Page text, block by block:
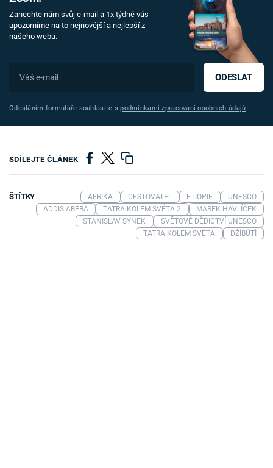
Zanechte nám svůj e-mail a 1x týdně vás
upozorníme na to nejnovější a nejlepší z
našeho webu.
ODESLAT
Odesláním formuláře souhlasíte spodmínkami zpracování osobních údajů
SDÍLEJTE ČLÁNEK
ŠTÍTKY AFRIKA CESTOVATEL ETIOPIE
UNESCO
ADDIS ABEBA
TATRA KOLEM SVĚTA 2
MAREK HAVLÍČEK
STANISLAV SYNEK
SVĚTOVÉ DĚDICTVÍ UNESCO
TATRA KOLEM SVĚTA
DŽÍBÚTÍ